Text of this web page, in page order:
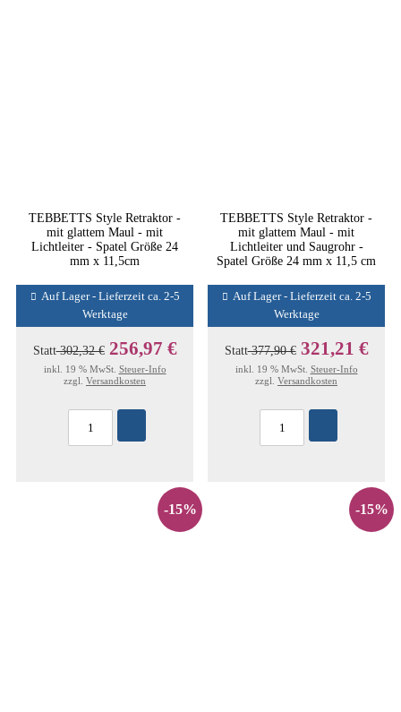
TEBBETTS Style Retraktor -
mit glattem Maul - mit
Lichtleiter - Spatel Größe 24
mm x 11,5cm
Auf Lager - Lieferzeit ca. 2-5
Werktage
Statt302,32 € 256,97 €
inkl. 19 % MwSt. Steuer-Info
zzgl. Versandkosten
TEBBETTS Style Retraktor -
mit glattem Maul - mit
Lichtleiter und Saugrohr -
Spatel Größe 24 mm x 11,5 cm
Auf Lager - Lieferzeit ca. 2-5
Werktage
Statt377,90 € 321,21 €
inkl. 19 % MwSt. Steuer-Info
zzgl. Versandkosten
-15% -15%